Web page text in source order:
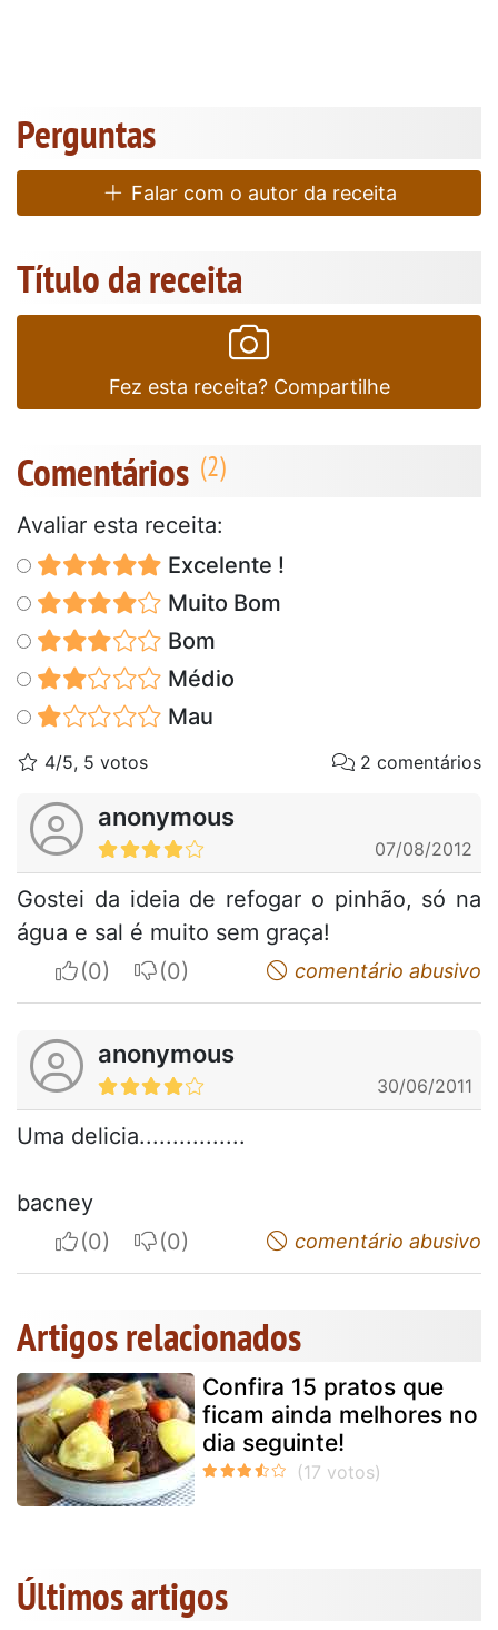
Perguntas
Falar com o autor da receita
Título da receita
Fez esta receita? Compartilhe
Comentários
Avaliar esta receita:
Excelente !
Muito Bom
Bom
Médio
Mau
4/5, 5 votos 2 comentários
anonymous
07/08/2012
Gostei da ideia de refogar o pinhão, só na
água e sal é muito sem graça!
I apreciateI do not appreciatecomentário abusivo
anonymous
30/06/2011
Uma delicia................
bacney
I apreciateI do not appreciatecomentário abusivo
Artigos relacionados
Confira 15 pratos que
ficam ainda melhores no
dia seguinte!
Últimos artigos